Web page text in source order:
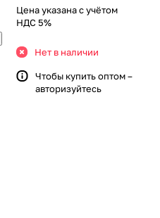
Цена указана с учётом
НДС 5%
Нет в наличии
Чтобы купить оптом –
авторизуйтесь